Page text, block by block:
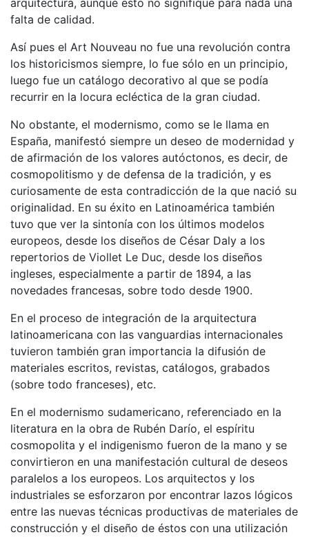
arquitectura, aunque esto no signifique para nada una
falta de calidad.
Así pues el Art Nouveau no fue una revolución contra
los historicismos siempre, lo fue sólo en un principio,
luego fue un catálogo decorativo al que se podía
recurrir en la locura ecléctica de la gran ciudad.
No obstante, el modernismo, como se le llama en
España, manifestó siempre un deseo de modernidad y
de afirmación de los valores autóctonos, es decir, de
cosmopolitismo y de defensa de la tradición, y es
curiosamente de esta contradicción de la que nació su
originalidad. En su éxito en Latinoamérica también
tuvo que ver la sintonía con los últimos modelos
europeos, desde los diseños de César Daly a los
repertorios de Viollet Le Duc, desde los diseños
ingleses, especialmente a partir de 1894, a las
novedades francesas, sobre todo desde 1900.
En el proceso de integración de la arquitectura
latinoamericana con las vanguardias internacionales
tuvieron también gran importancia la difusión de
materiales escritos, revistas, catálogos, grabados
(sobre todo franceses), etc.
En el modernismo sudamericano, referenciado en la
literatura en la obra de Rubén Darío, el espíritu
cosmopolita y el indigenismo fueron de la mano y se
convirtieron en una manifestación cultural de deseos
paralelos a los europeos. Los arquitectos y los
industriales se esforzaron por encontrar lazos lógicos
entre las nuevas técnicas productivas de materiales de
construcción y el diseño de éstos con una utilización